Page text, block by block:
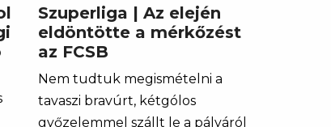
Szuperliga | Az elején
eldöntötte a mérkőzést
az FCSB
Nem tudtuk megismételni a
tavaszi bravúrt, kétgólos
győzelemmel szállt le a pályáról